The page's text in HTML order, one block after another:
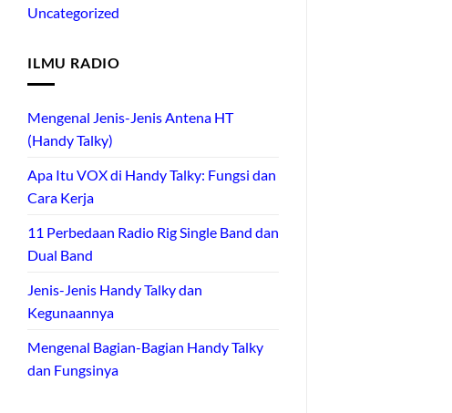
Uncategorized
ILMU RADIO
Mengenal Jenis-Jenis Antena HT
(Handy Talky)
Apa Itu VOX di Handy Talky: Fungsi dan
Cara Kerja
11 Perbedaan Radio Rig Single Band dan
Dual Band
Jenis-Jenis Handy Talky dan
Kegunaannya
Mengenal Bagian-Bagian Handy Talky
dan Fungsinya